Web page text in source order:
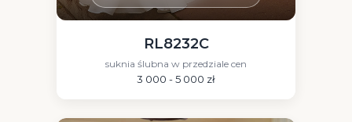
RL8232C
suknia ślubna w przedziale cen
3 000 - 5 000 zł